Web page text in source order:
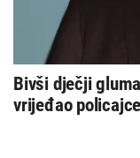
Bivši dječji
vrijeđao